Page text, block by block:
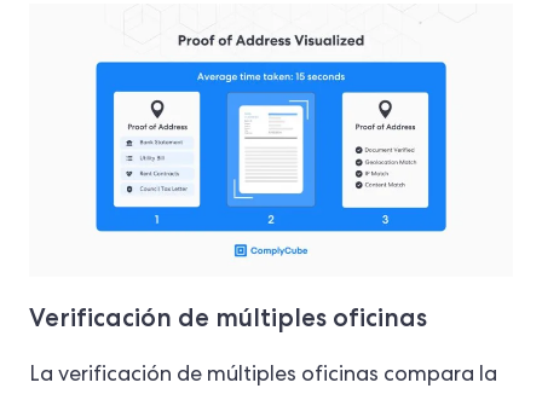
Verificación de múltiples oficinas
La verificación de múltiples oficinas compara la